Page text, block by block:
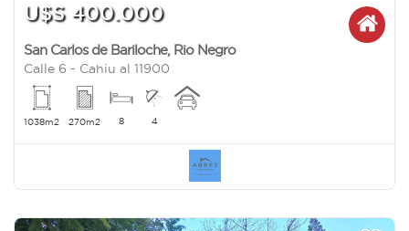
U$S 400.000
San Carlos de Bariloche, Rio Negro
Calle 6 - Cahiu al 11900
1038m2 270m2 8 4